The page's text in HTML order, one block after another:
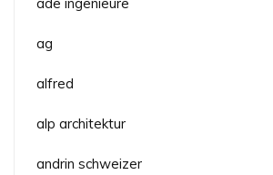
ag
alfred
alp architektur
andrin schweizer